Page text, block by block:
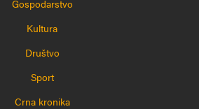
Gospodarstvo
Kultura
Društvo
Sport
Crna kronika